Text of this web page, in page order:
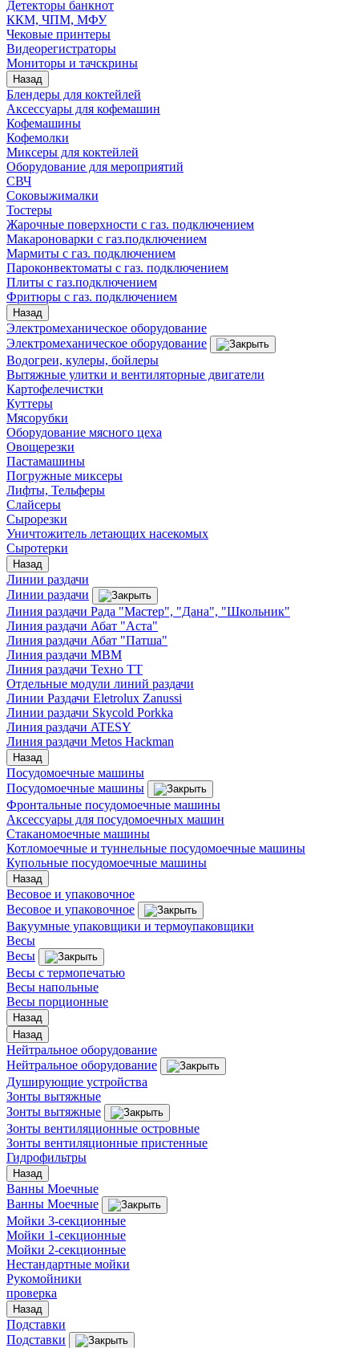
Детекторы банкнот
ККМ, ЧПМ, МФУ
Чековые принтеры
Видеорегистраторы
Мониторы и тачскрины
Назад
Блендеры для коктейлей
Аксессуары для кофемашин
Кофемашины
Кофемолки
Миксеры для коктейлей
Оборудование для мероприятий
СВЧ
Соковыжималки
Тостеры
Жарочные поверхности с газ. подключением
Макароноварки с газ.подключением
Мармиты с газ. подключением
Пароконвектоматы с газ. подключением
Плиты с газ.подключением
Фритюры с газ. подключением
Назад
Электромеханическое оборудование
Электромеханическое оборудование
Водогреи, кулеры, бойлеры
Вытяжные улитки и вентиляторные двигатели
Картофелечистки
Куттеры
Мясорубки
Оборудование мясного цеха
Овощерезки
Пастамашины
Погружные миксеры
Лифты, Тельферы
Слайсеры
Сырорезки
Уничтожитель летающих насекомых
Сыротерки
Назад
Линии раздачи
Линии раздачи
Линия раздачи Рада "Мастер", "Дана", "Школьник"
Линия раздачи Абат "Аста"
Линия раздачи Абат "Патша"
Линия раздачи МВМ
Линия раздачи Техно ТТ
Отдельные модули линий раздачи
Линии Раздачи Eletrolux Zanussi
Линии раздачи Skycold Porkka
Линия раздачи ATESY
Линия раздачи Metos Hackman
Назад
Посудомоечные машины
Посудомоечные машины
Фронтальные посудомоечные машины
Аксессуары для посудомоечных машин
Стаканомоечные машины
Котломоечные и туннельные посудомоечные машины
Купольные посудомоечные машины
Назад
Весовое и упаковочное
Весовое и упаковочное
Вакуумные упаковщики и термоупаковщики
Весы
Весы
Весы с термопечатью
Весы напольные
Весы порционные
Назад
Назад
Нейтральное оборудование
Нейтральное оборудование
Душирующие устройства
Зонты вытяжные
Зонты вытяжные
Зонты вентиляционные островные
Зонты вентиляционные пристенные
Гидрофильтры
Назад
Ванны Моечные
Ванны Моечные
Мойки 3-секционные
Мойки 1-секционные
Мойки 2-секционные
Нестандартные мойки
Рукомойники
проверка
Назад
Подставки
Подставки